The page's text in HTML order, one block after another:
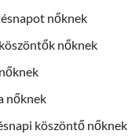
nőknek
nőknek
nőknek
köszöntő nőknek